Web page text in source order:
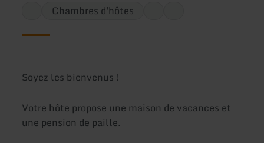
Chambres d'hôtes
Soyez les bienvenus !
Votre hôte propose une maison de vacances et
une pension de paille.